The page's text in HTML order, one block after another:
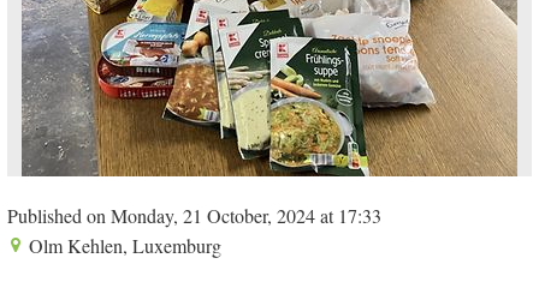
Published on Monday, 21 October, 2024 at 17:33
Olm Kehlen, Luxemburg